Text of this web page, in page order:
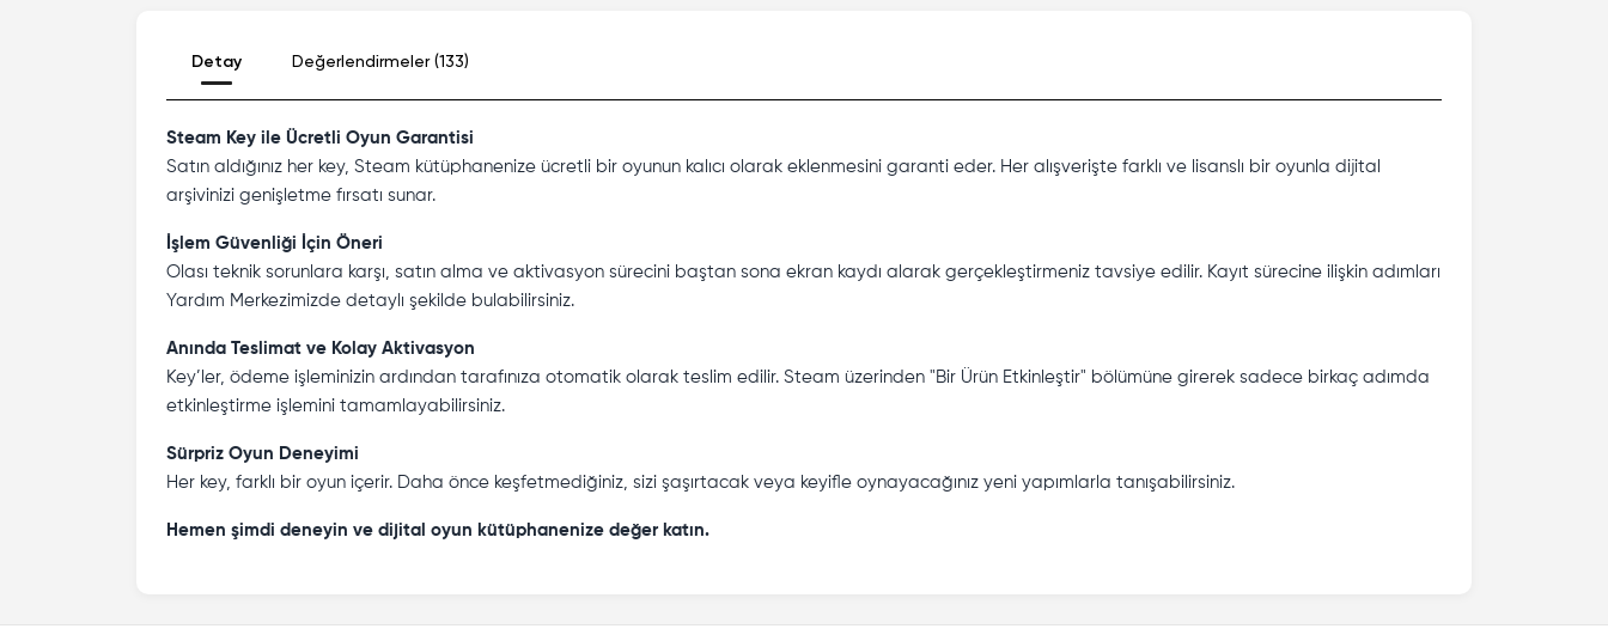
Detay Değerlendirmeler (133)
Steam Key ile Ücretli Oyun Garantisi
Satın aldığınız her key, Steam kütüphanenize ücretli bir oyunun kalıcı olarak eklenmesini garanti eder. Her alışverişte farklı ve lisanslı bir oyunla dijital
arşivinizi genişletme fırsatı sunar.
İşlem Güvenliği İçin Öneri
Olası teknik sorunlara karşı, satın alma ve aktivasyon sürecini baştan sona ekran kaydı alarak gerçekleştirmeniz tavsiye edilir. Kayıt sürecine ilişkin adımları
Yardım Merkezimizde detaylı şekilde bulabilirsiniz.
Anında Teslimat ve Kolay Aktivasyon
Key’ler, ödeme işleminizin ardından tarafınıza otomatik olarak teslim edilir. Steam üzerinden "Bir Ürün Etkinleştir" bölümüne girerek sadece birkaç adımda
etkinleştirme işlemini tamamlayabilirsiniz.
Sürpriz Oyun Deneyimi
Her key, farklı bir oyun içerir. Daha önce keşfetmediğiniz, sizi şaşırtacak veya keyifle oynayacağınız yeni yapımlarla tanışabilirsiniz.
Hemen şimdi deneyin ve dijital oyun kütüphanenize değer katın.